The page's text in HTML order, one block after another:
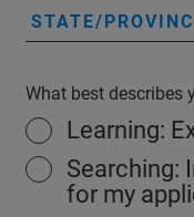
STATE/
What best describes
Learning:
Searching:
for my